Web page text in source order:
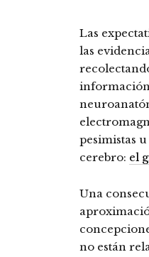
Las
las
información
pesimistas
cerebro: el
Una
no están